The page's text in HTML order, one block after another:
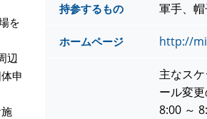
を
辺
申
持参するもの 軍手、
ホームページ http://
主なス
ール変更
8:00 ～